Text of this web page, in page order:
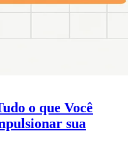
o que Você
sua